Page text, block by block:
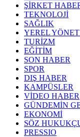
ŞİRKET
TEKNOLOJİ
SAĞLIK
YEREL
TURİZM
EĞİTİM
SON HABER
SPOR
DIŞ HABER
KAMPÜSLER
VİDEO HABER
GÜNDEMİN
EKONOMİ
SÖZ
PRESSIO